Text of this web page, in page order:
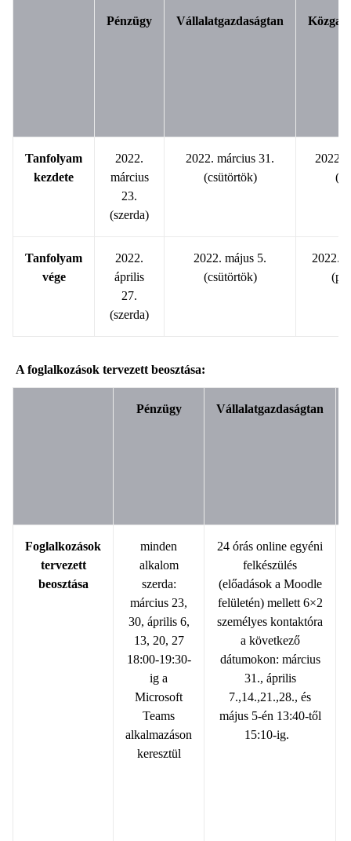
Pénzügy Vállalatgazdaságtan
Tanfolyam
kezdete
2022.
március
23.
(szerda)
2022. március 31.
(csütörtök)
2022.
Tanfolyam
vége
2022.
április
27.
(szerda)
2022. május 5.
(csütörtök)
2022.
A foglalkozások tervezett beosztása:
Pénzügy Vállalatgazdaságtan
Foglalkozások
tervezett
beosztása
minden
alkalom
szerda:
március 23,
30, április 6,
13, 20, 27
18:00-19:30-
ig a
Microsoft
Teams
alkalmazáson
keresztül
24 órás online egyéni
felkészülés
(előadások a Moodle
felületén) mellett 6×2
személyes kontaktóra
a következő
dátumokon: március
31., április
7.,14.,21.,28., és
május 5-én 13:40-től
15:10-ig.